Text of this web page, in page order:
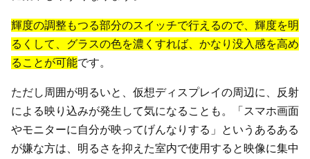
輝度の調整もつる部分のスイッチで行えるので、輝度を明
るくして、グラスの色を濃くすれば、かなり没入感を高め
ることが可能です。
ただし周囲が明るいと、仮想ディスプレイの周辺に、反射
による映り込みが発生して気になることも。「スマホ画面
やモニターに自分が映ってげんなりする」というあるある
が嫌な方は、明るさを抑えた室内で使用すると映像に集中